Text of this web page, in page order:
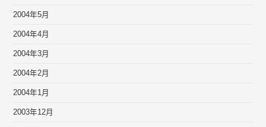
2004年5月
2004年4月
2004年3月
2004年2月
2004年1月
2003年12月